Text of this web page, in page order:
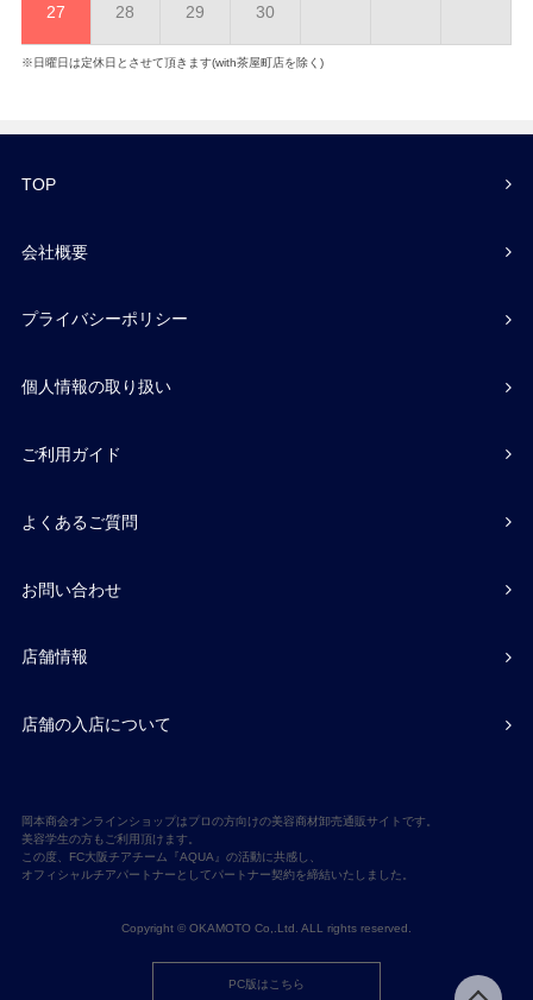
27 28 29 30
※日曜日は定休日とさせて頂きます(with茶屋町店を除く)
TOP
会社概要
プライバシーポリシー
個人情報の取り扱い
ご利用ガイド
よくあるご質問
お問い合わせ
店舗情報
店舗の入店について
岡本商会オンラインショップはプロの方向けの美容商材卸売通販サイトです。
美容学生の方もご利用頂けます。
この度、FC大阪チアチーム『AQUA』の活動に共感し、
オフィシャルチアパートナーとしてパートナー契約を締結いたしました。
Copyright © OKAMOTO Co,.Ltd. ALL rights reserved.
PC版はこちら